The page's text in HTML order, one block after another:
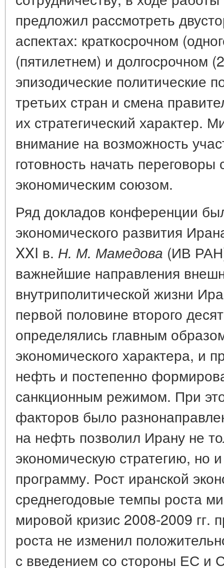
предложил рассмотреть
аспектах: краткосрочном
(пятилетнем) и долгосрочном
эпизодические политические
третьих стран и смена
их стратегический характер.
внимание на возможность
готовность начать
экономическим союзом.
Ряд докладов конференции
экономического развития
XXI в. Н. М. Мамедова (ИВ
важнейшие направления
внутриполитической жизни
первой половине второго
определялись главным
экономического характера, и
нефть и постепенно
санкционным режимом. При
факторов было
на нефть позволил Ирану не
экономическую стратегию, но
программу. Рост иранской
среднегодовые темпы роста
мировой кризис 2008-2009 гг.
роста не изменил
с введением со стороны ЕС и